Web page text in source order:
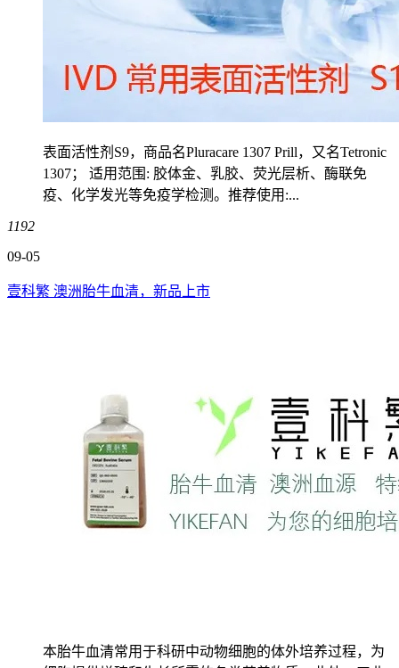
表面活性剂S9，商品名Pluracare 1307 Prill，又名Tetronic
1307； 适用范围: 胶体金、乳胶、荧光层析、酶联免
疫、化学发光等免疫学检测。推荐使用:...
1192
09-05
壹科繁 澳洲胎牛血清，新品上市
本胎牛血清常用于科研中动物细胞的体外培养过程，为